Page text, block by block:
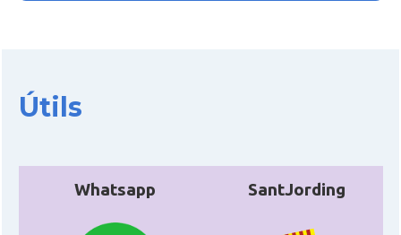
Útils
Whatsapp SantJording